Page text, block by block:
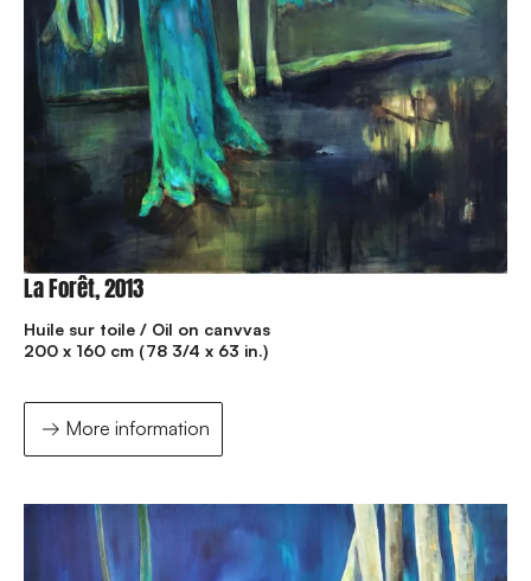
La Forêt, 2013
Huile sur toile / Oil on canvvas
200 x 160 cm (78 3/4 x 63 in.)
More information